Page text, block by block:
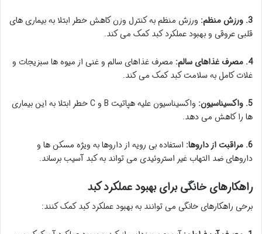
3. ورزش منظم:
ورزش منظم به کنترل وزن کاهش خطر ابتلا به بیماری های
قلبی عروقی و بهبود عملکرد کبد کمک می کند.
4. مصرف غذاهای سالم:
مصرف غذاهای سالم و غنی از میوه ها سبزیجات و
غلات کامل به سلامت کبد کمک می کند.
5. واکسیناسیون:
واکسیناسیون علیه هپاتیت B و C خطر ابتلا به این بیماری
ها را کاهش می دهد.
6. مراقبت از داروها:
استفاده بی رویه از داروها به ویژه مسکن ها و
داروهای ضد التهاب غیر استروئیدی می تواند به کبد آسیب برساند.
راهکارهای خانگی برای بهبود عملکرد کبد
برخی راهکارهای خانگی می توانند به بهبود عملکرد کبد کمک کنند: